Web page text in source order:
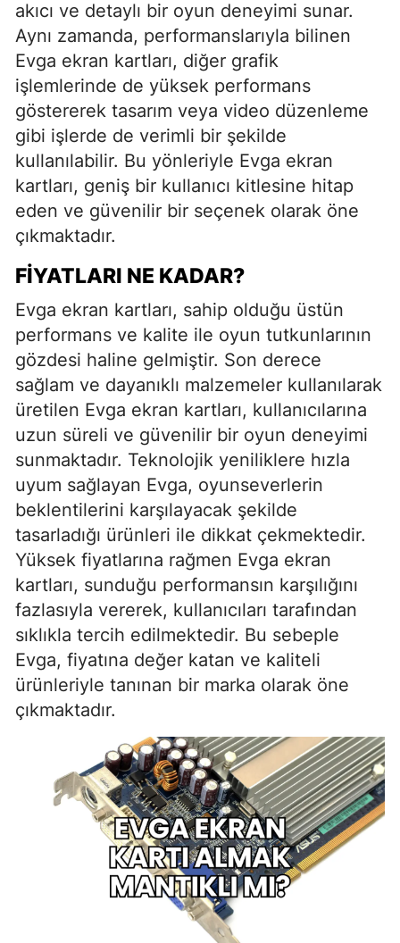
akıcı ve detaylı bir oyun deneyimi sunar.
Aynı zamanda, performanslarıyla bilinen
Evga ekran kartları, diğer grafik
işlemlerinde de yüksek performans
göstererek tasarım veya video düzenleme
gibi işlerde de verimli bir şekilde
kullanılabilir. Bu yönleriyle Evga ekran
kartları, geniş bir kullanıcı kitlesine hitap
eden ve güvenilir bir seçenek olarak öne
çıkmaktadır.
FIYATLARI NE KADAR?
Evga ekran kartları, sahip olduğu üstün
performans ve kalite ile oyun tutkunlarının
gözdesi haline gelmiştir. Son derece
sağlam ve dayanıklı malzemeler kullanılarak
üretilen Evga ekran kartları, kullanıcılarına
uzun süreli ve güvenilir bir oyun deneyimi
sunmaktadır. Teknolojik yeniliklere hızla
uyum sağlayan Evga, oyunseverlerin
beklentilerini karşılayacak şekilde
tasarladığı ürünleri ile dikkat çekmektedir.
Yüksek fiyatlarına rağmen Evga ekran
kartları, sunduğu performansın karşılığını
fazlasıyla vererek, kullanıcıları tarafından
sıklıkla tercih edilmektedir. Bu sebeple
Evga, fiyatına değer katan ve kaliteli
ürünleriyle tanınan bir marka olarak öne
çıkmaktadır.